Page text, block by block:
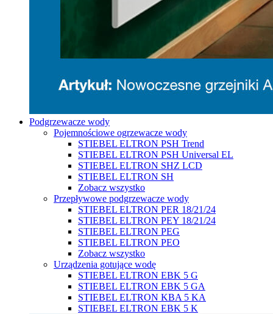
Podgrzewacze wody
Pojemnościowe ogrzewacze wody
STIEBEL ELTRON PSH Trend
STIEBEL ELTRON PSH Universal EL
STIEBEL ELTRON SHZ LCD
STIEBEL ELTRON SH
Zobacz wszystko
Przepływowe podgrzewacze wody
STIEBEL ELTRON PER 18/21/24
STIEBEL ELTRON PEY 18/21/24
STIEBEL ELTRON PEG
STIEBEL ELTRON PEO
Zobacz wszystko
Urządzenia gotujące wodę
STIEBEL ELTRON EBK 5 G
STIEBEL ELTRON EBK 5 GA
STIEBEL ELTRON KBA 5 KA
STIEBEL ELTRON EBK 5 K